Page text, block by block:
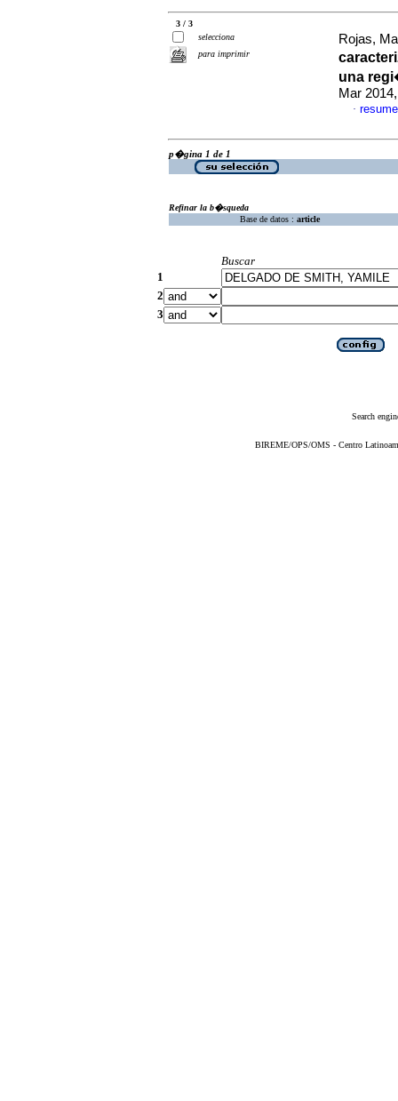
3 / 3
selecciona
para imprimir
Rojas,
una
Mar
·
p�gina 1 de 1
Refinar la b�squeda
Base de datos : article
Buscar
1
2
3
Search
BIREME/OPS/OMS - Centro